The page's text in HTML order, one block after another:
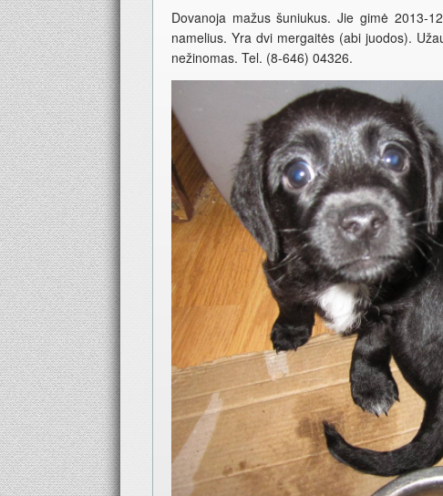
Dovanoja mažus šuniukus. Jie gimė 2013-
namelius. Yra dvi mergaitės (abi juodos).
nežinomas. Tel. (8-646) 04326.